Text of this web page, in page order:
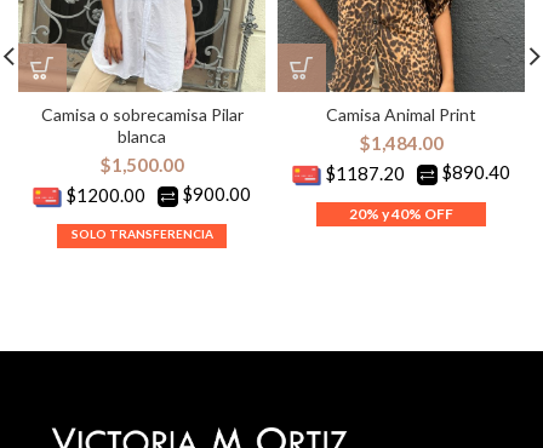
Camisa o sobrecamisa Pilar
blanca
$1,500.00
$1200.00
$900.00
Camisa Animal Print
$1,484.00
$1187.20
$890.40